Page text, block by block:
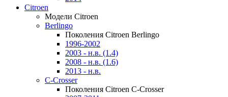
Citroen
Модели Citroen
Berlingo
Поколения Citroen Berlingo
1996-2002
2003 - н.в. (1.4)
2008 - н.в. (1.6)
2013 - н.в.
C-Crosser
Поколения Citroen C-Crosser